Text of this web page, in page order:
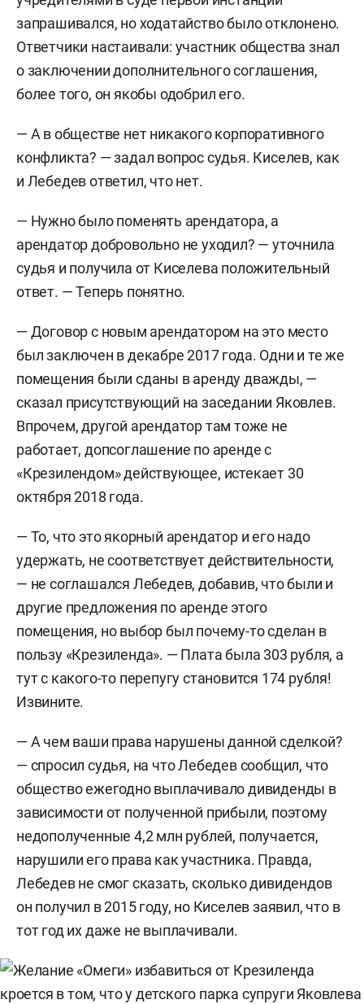
запрашивался, но ходатайство было отклонено.
Ответчики настаивали: участник общества знал
о заключении дополнительного соглашения,
более того, он якобы одобрил его.
— А в обществе нет никакого корпоративного
конфликта? — задал вопрос судья. Киселев, как
и Лебедев ответил, что нет.
— Нужно было поменять арендатора, а
арендатор добровольно не уходил? — уточнила
судья и получила от Киселева положительный
ответ. — Теперь понятно.
— Договор с новым арендатором на это место
был заключен в декабре 2017 года. Одни и те же
помещения были сданы в аренду дважды, —
сказал присутствующий на заседании Яковлев.
Впрочем, другой арендатор там тоже не
работает, допсоглашение по аренде с
«Крезилендом» действующее, истекает 30
октября 2018 года.
— То, что это якорный арендатор и его надо
удержать, не соответствует действительности,
— не соглашался Лебедев, добавив, что были и
другие предложения по аренде этого
помещения, но выбор был почему-то сделан в
пользу «Крезиленда». — Плата была 303 рубля, а
тут с какого-то перепугу становится 174 рубля!
Извините.
— А чем ваши права нарушены данной сделкой?
— спросил судья, на что Лебедев сообщил, что
общество ежегодно выплачивало дивиденды в
зависимости от полученной прибыли, поэтому
недополученные 4,2 млн рублей, получается,
нарушили его права как участника. Правда,
Лебедев не смог сказать, сколько дивидендов
он получил в 2015 году, но Киселев заявил, что в
тот год их даже не выплачивали.